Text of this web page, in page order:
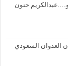
حنون
العدوان السعودي